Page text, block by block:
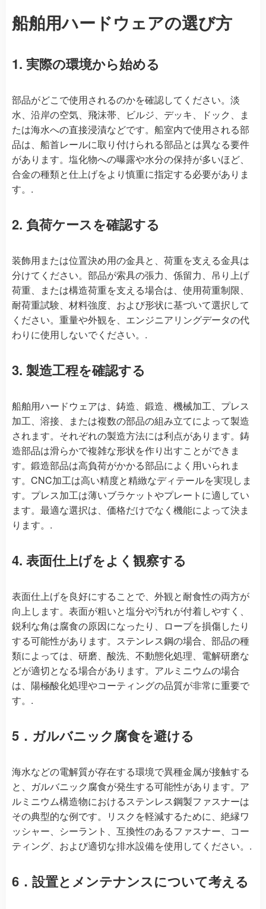
船舶用ハードウェアの選び方
1. 実際の環境から始める
部品がどこで使用されるのかを確認してください。淡
水、沿岸の空気、飛沫帯、ビルジ、デッキ、ドック、ま
たは海水への直接浸漬などです。船室内で使用される部
品は、船首レールに取り付けられる部品とは異なる要件
があります。塩化物への曝露や水分の保持が多いほど、
合金の種類と仕上げをより慎重に指定する必要がありま
す。.
2. 負荷ケースを確認する
装飾用または位置決め用の金具と、荷重を支える金具は
分けてください。部品が索具の張力、係留力、吊り上げ
荷重、または構造荷重を支える場合は、使用荷重制限、
耐荷重試験、材料強度、および形状に基づいて選択して
ください。重量や外観を、エンジニアリングデータの代
わりに使用しないでください。.
3. 製造工程を確認する
船舶用ハードウェアは、鋳造、鍛造、機械加工、プレス
加工、溶接、または複数の部品の組み立てによって製造
されます。それぞれの製造方法には利点があります。鋳
造部品は滑らかで複雑な形状を作り出すことができま
す。鍛造部品は高負荷がかかる部品によく用いられま
す。CNC加工は高い精度と精緻なディテールを実現しま
す。プレス加工は薄いブラケットやプレートに適してい
ます。最適な選択は、価格だけでなく機能によって決ま
ります。.
4. 表面仕上げをよく観察する
表面仕上げを良好にすることで、外観と耐食性の両方が
向上します。表面が粗いと塩分や汚れが付着しやすく、
鋭利な角は腐食の原因になったり、ロープを損傷したり
する可能性があります。ステンレス鋼の場合、部品の種
類によっては、研磨、酸洗、不動態化処理、電解研磨な
どが適切となる場合があります。アルミニウムの場合
は、陽極酸化処理やコーティングの品質が非常に重要で
す。.
5．ガルバニック腐食を避ける
海水などの電解質が存在する環境で異種金属が接触する
と、ガルバニック腐食が発生する可能性があります。ア
ルミニウム構造物におけるステンレス鋼製ファスナーは
その典型的な例です。リスクを軽減するために、絶縁ワ
ッシャー、シーラント、互換性のあるファスナー、コー
ティング、および適切な排水設備を使用してください。.
6．設置とメンテナンスについて考える